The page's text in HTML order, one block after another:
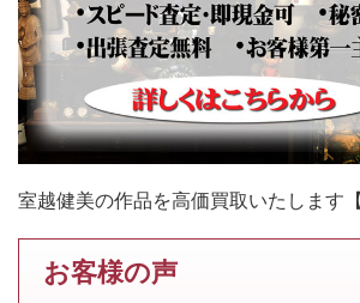
室越健美の作品を高価買取いたします【
お客様の声